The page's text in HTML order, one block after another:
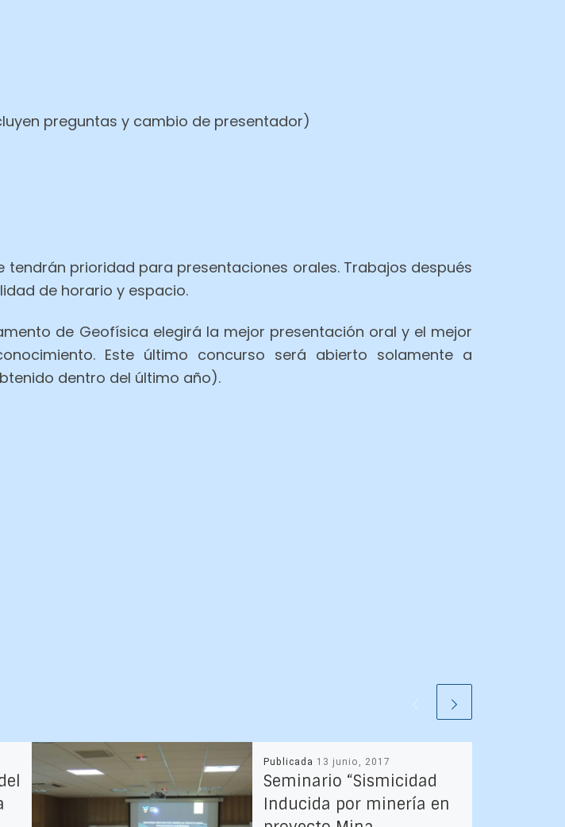
preguntas y cambio de presentador)
tendrán prioridad para presentaciones orales. Trabajos después
de horario y espacio.
de Geofísica elegirá la mejor presentación oral y el mejor
Este último concurso será abierto solamente a
dentro del último año).
Publicada 13 junio, 2017
Seminario “Sismicidad
Inducida por minería en